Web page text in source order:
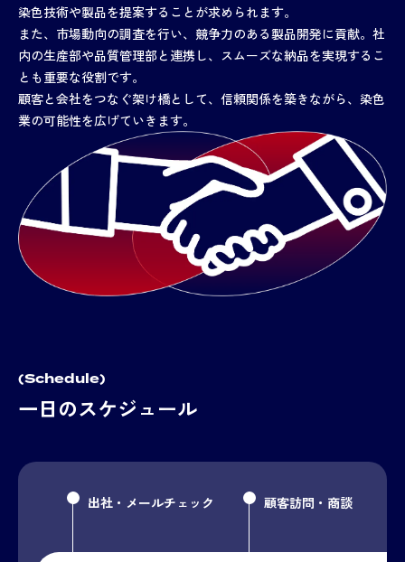
染色技術や製品を提案することが求められます。
また、市場動向の調査を行い、競争力のある製品開発に貢献。社
内の生産部や品質管理部と連携し、スムーズな納品を実現するこ
とも重要な役割です。
顧客と会社をつなぐ架け橋として、信頼関係を築きながら、染色
業の可能性を広げていきます。
(Schedule)
一日のスケジュール
出社・メールチェック 顧客訪問・商談